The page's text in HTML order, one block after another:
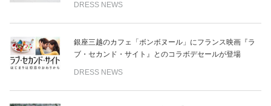
DRESS NEWS
銀座三越のカフェ「ボンボヌール」にフランス映画『ラ
ブ・セカンド・サイト』とのコラボデセールが登場
DRESS NEWS